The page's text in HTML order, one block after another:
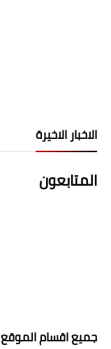
الاخبار الاخيرة
المتابعون
جميع اقسام الموقع